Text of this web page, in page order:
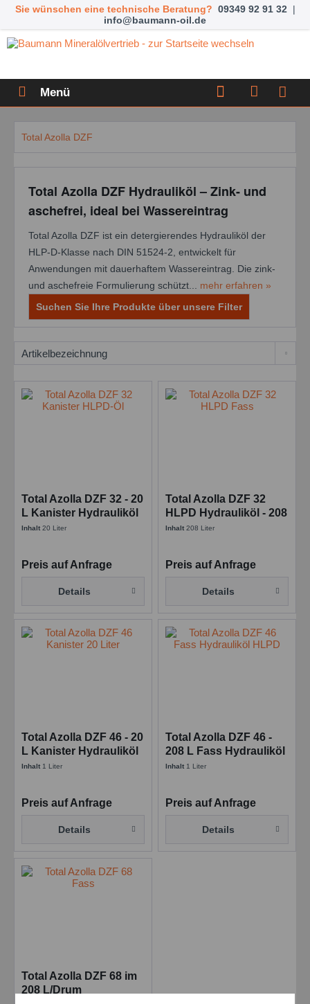
Sie wünschen eine technische Beratung? 09349 92 91 32 |
info@baumann-oil.de
Menü
Total Azolla DZF
Total Azolla DZF Hydrauliköl – Zink- und
aschefrei, ideal bei Wassereintrag
Total Azolla DZF ist ein detergierendes Hydrauliköl der
HLP-D-Klasse nach DIN 51524-2, entwickelt für
Anwendungen mit dauerhaftem Wassereintrag. Die zink-
und aschefreie Formulierung schützt... mehr erfahren »
Suchen Sie Ihre Produkte über unsere Filter
Total Azolla DZF 32 - 20
L Kanister Hydrauliköl
Inhalt20 Liter
Preis auf Anfrage
Details
Total Azolla DZF 32
HLPD Hydrauliköl - 208
L Faß
Inhalt208 Liter
Preis auf Anfrage
Details
Total Azolla DZF 46 - 20
L Kanister Hydrauliköl
Inhalt 1 Liter
Preis auf Anfrage
Details
Total Azolla DZF 46 -
208 L Fass Hydrauliköl
Inhalt 1 Liter
Preis auf Anfrage
Details
Total Azolla DZF 68 im
208 L/Drum